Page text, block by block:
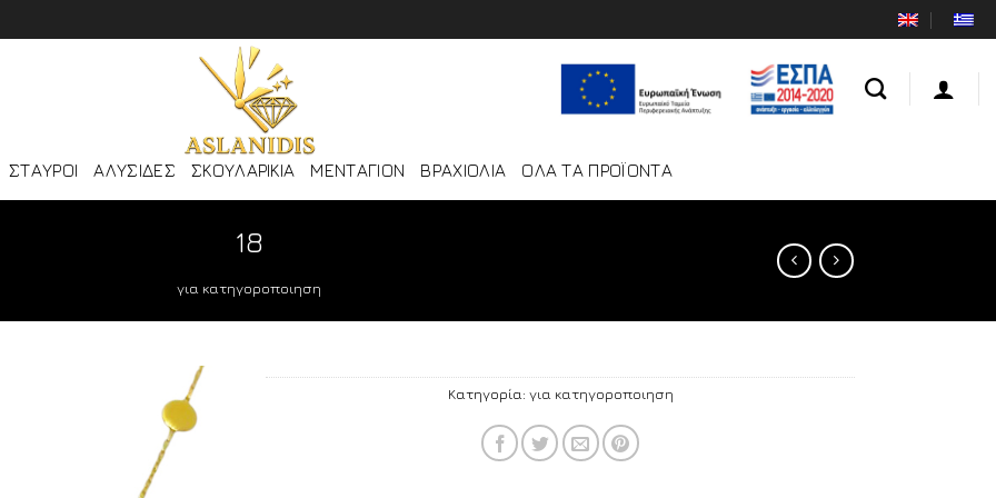
ΣΤΑΥΡΟΙ ΑΛΥΣΙΔΕΣ ΣΚΟΥΛΑΡΙΚΙΑ ΜΕΝΤΑΓΙΟΝ ΒΡΑΧΙΟΛΙΑ ΟΛΑ ΤΑ ΠΡΟΪΟΝΤΑ
18
για κατηγοροποιηση
Κατηγορία: για κατηγοροποιηση